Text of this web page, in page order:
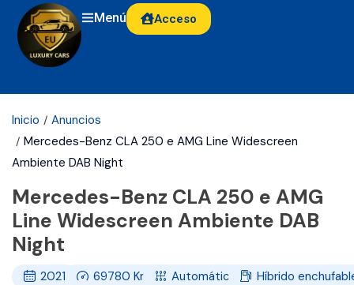
Menú Acceso
Inicio
Anuncios
Mercedes-Benz CLA 250 e AMG Line Widescreen
Ambiente DAB Night
Mercedes-Benz CLA 250 e AMG
Line Widescreen Ambiente DAB
Night
2021 69780 Km Automático Híbrido